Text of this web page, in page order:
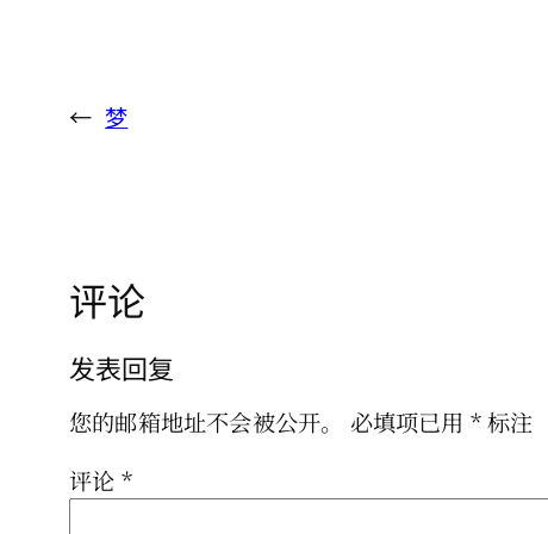
← 梦
评论
发表回复
您的邮箱地址不会被公开。 必填项已用 *标注
评论 *